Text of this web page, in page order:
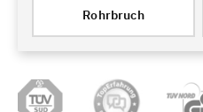
Rohrbruch